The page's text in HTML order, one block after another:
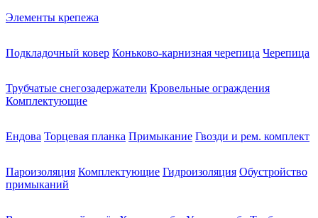
Элементы крепежа
Подкладочный ковер Коньково-карнизная черепица Черепица
Трубчатые снегозадержатели Кровельные ограждения
Комплектующие
Ендова Торцевая планка Примыкание Гвозди и рем. комплект
Пароизоляция Комплектующие Гидроизоляция Обустройство
примыканий